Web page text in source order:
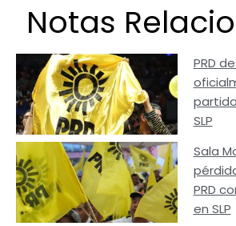
Notas
PRD
SLP
Sala
PRD
en SLP